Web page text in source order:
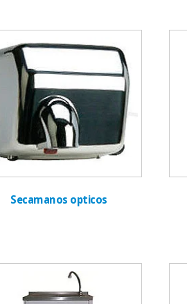
Secamanos opticos